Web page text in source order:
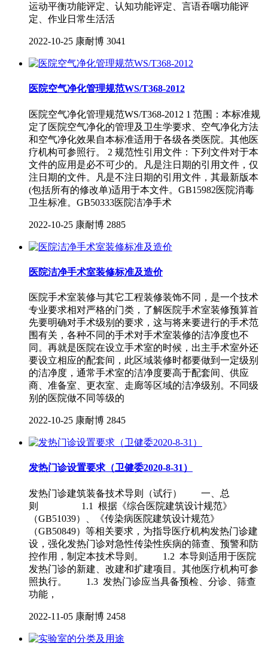
运动平衡功能评定、认知功能评定、言语吞咽功能评
定、作业日常生活活
2022-10-25 康耐博 3041
医院空气净化管理规范WS/T368-2012
医院空气净化管理规范WS/T368-2012 1 范围：本标准规
定了医院空气净化的管理及卫生学要求、空气净化方法
和空气净化效果自本标准适用于各级各类医院。其他医
疗机构可参照行。 2 规范性引用文件：下列文件对于本
文件的应用是必不可少的。凡是注日期的引用文件，仅
注日期的文件。凡是不注日期的引用文件，其最新版本
(包括所有的修改单)适用于本文件。GB15982医院消毒
卫生标准。GB50333医院洁净手术
2022-10-25 康耐博 2885
医院洁净手术室装修标准及造价
医院手术室装修与其它工程装修装饰不同，是一个技术
专业要求相对严格的门类，了解医院手术室装修预算首
先要明确对手术级别的要求，这与将来要进行的手术范
围有关，各种不同的手术对手术室装修的洁净度也不
同。再就是医院在设立手术室的时候，出主手术室外还
要设立相应的配套间，此区域装修时都要做到一定级别
的洁净度，通常手术室的洁净度要高于配套间、供应
商、准备室、更衣室、走廊等区域的洁净级别。不同级
别的医院做不同等级的
2022-10-25 康耐博 2845
发热门诊设置要求（卫健委2020-8-31）
发热门诊建筑装备技术导则（试行） 一、总
则 1.1 根据《综合医院建筑设计规范》
（GB51039）、《传染病医院建筑设计规范》
（GB50849）等相关要求，为指导医疗机构发热门诊建
设，强化发热门诊对急性传染性疾病的筛查、预警和防
控作用，制定本技术导则。 1.2 本导则适用于医院
发热门诊的新建、改建和扩建项目。其他医疗机构可参
照执行。 1.3 发热门诊应当具备预检、分诊、筛查
功能，
2022-11-05 康耐博 2458